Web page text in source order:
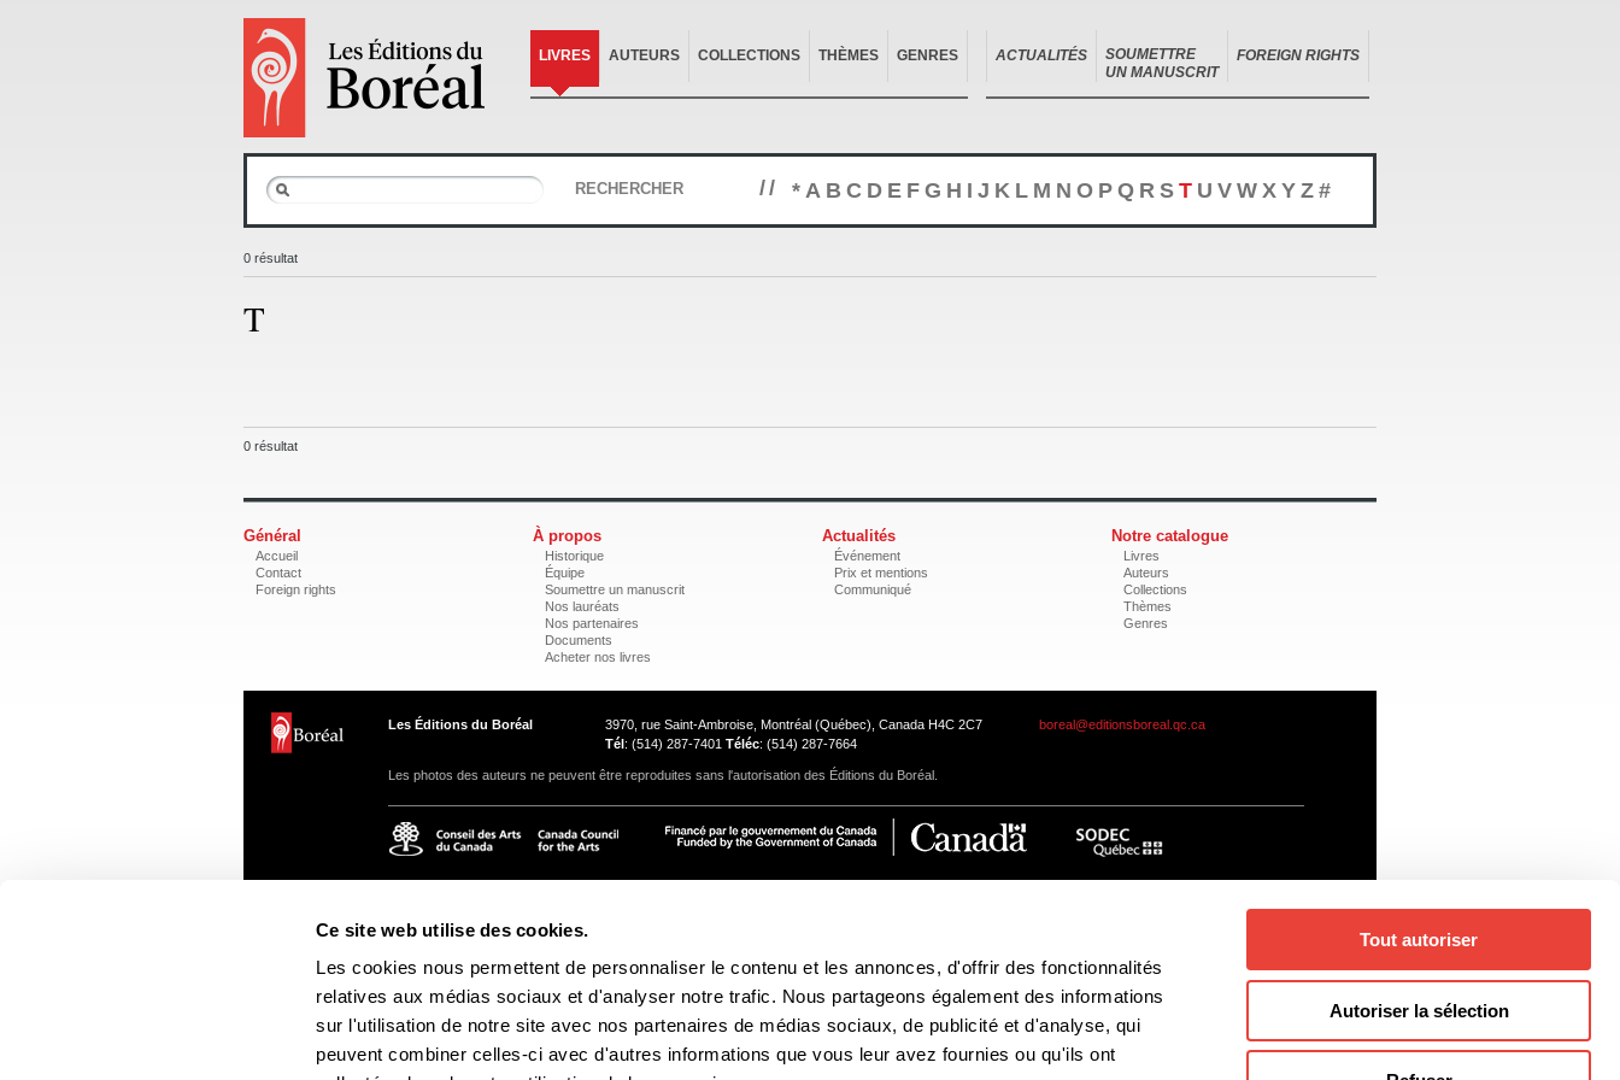
Ce site web utilise des cookies.
Les cookies nous permettent de personnaliser le contenu et les annonces, d'offrir des fonctionnalités
relatives aux médias sociaux et d'analyser notre trafic. Nous partageons également des informations
sur l'utilisation de notre site avec nos partenaires de médias sociaux, de publicité et d'analyse, qui
peuvent combiner celles-ci avec d'autres informations que vous leur avez fournies ou qu'ils ont
Tout autoriser
Autoriser la sélection
LIVRES AUTEURS COLLECTIONS THÈMES GENRES ACTUALITÉS
SOUMETTRE
UN MANUSCRIT
FOREIGN RIGHTS
RECHERCHER // * A B C D E F G H I J K L M N O P Q R S T U V W X Y Z #
0 résultat
T
0 résultat
Général
Accueil
Contact
Foreign rights
À propos
Historique
Équipe
Soumettre un manuscrit
Nos lauréats
Nos partenaires
Documents
Acheter nos livres
Actualités
Événement
Prix et mentions
Communiqué
Notre catalogue
Livres
Auteurs
Collections
Thèmes
Genres
Les Éditions du Boréal
3970, rue Saint-Ambroise, Montréal (Québec), Canada H4C 2C7
Tél: (514) 287-7401 Téléc: (514) 287-7664
boreal@editionsboreal.qc.ca
Les photos des auteurs ne peuvent être reproduites sans l'autorisation des Éditions du Boréal.